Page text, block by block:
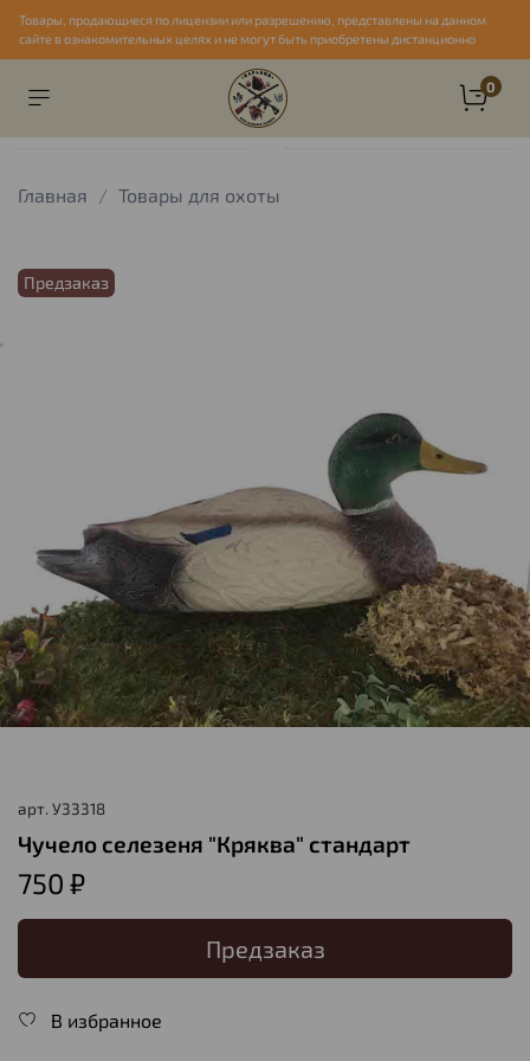
Товары, продающиеся по лицензии или разрешению, представлены на данном
сайте в ознакомительных целях и не могут быть приобретены дистанционно
0
Главная Товары для охоты
Предзаказ
арт. У33318
Чучело селезеня "Кряква" стандарт
750 ₽
Предзаказ
В избранное